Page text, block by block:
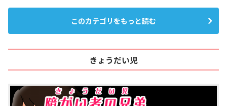
このカテゴリをもっと読む
きょうだい児